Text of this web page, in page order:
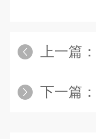
上一篇：
下一篇：